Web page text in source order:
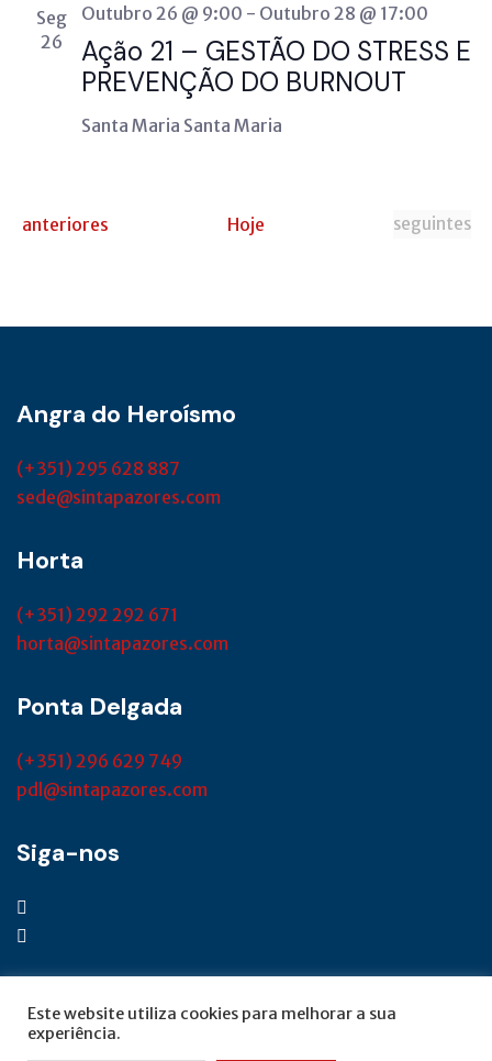
Seg
26
Ação 21 – GESTÃO DO STRESS E
PREVENÇÃO DO BURNOUT
Outubro 26 @ 9:00 - Outubro 28 @ 17:00
Santa Maria Santa Maria
Eventos
anteriores Hoje Eventos
seguintes
Angra do Heroísmo
(+351) 295 628 887
sede@sintapazores.com
Horta
(+351) 292 292 671
horta@sintapazores.com
Ponta Delgada
(+351) 296 629 749
pdl@sintapazores.com
Siga-nos
Este website utiliza cookies para melhorar a sua
experiência.